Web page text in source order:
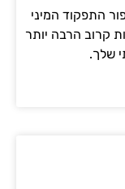
התפקוד המיני
קרוב הרבה יותר
שלך.